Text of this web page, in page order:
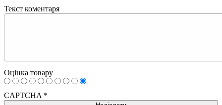
Текст коментаря
Оцінка товару
CAPTCHA *